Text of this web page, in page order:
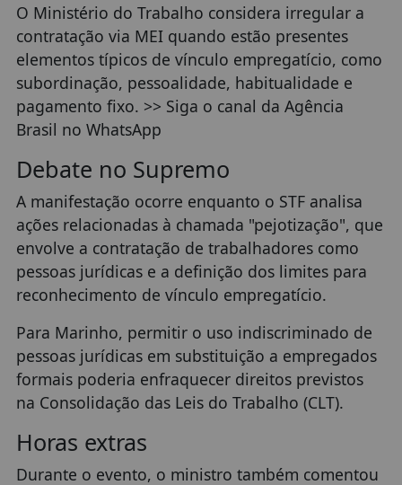
O Ministério do Trabalho considera irregular a
contratação via MEI quando estão presentes
elementos típicos de vínculo empregatício, como
subordinação, pessoalidade, habitualidade e
pagamento fixo. >> Siga o canal da Agência
Brasil no WhatsApp
Debate no Supremo
A manifestação ocorre enquanto o STF analisa
ações relacionadas à chamada "pejotização", que
envolve a contratação de trabalhadores como
pessoas jurídicas e a definição dos limites para
reconhecimento de vínculo empregatício.
Para Marinho, permitir o uso indiscriminado de
pessoas jurídicas em substituição a empregados
formais poderia enfraquecer direitos previstos
na Consolidação das Leis do Trabalho (CLT).
Horas extras
Durante o evento, o ministro também comentou